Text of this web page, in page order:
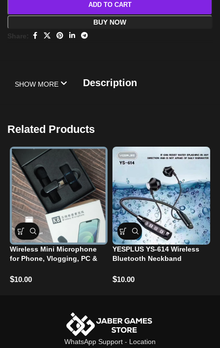
ADD TO CART
BUY NOW
Share:
Description
SHOW MORE
Related Products
Wireless Mini Microphone
for Phone, Vlogging, PC &
$10.00
YESPLUS YS-614 Wireless
Bluetooth Neckband
$10.00
WhatsApp Support - Location